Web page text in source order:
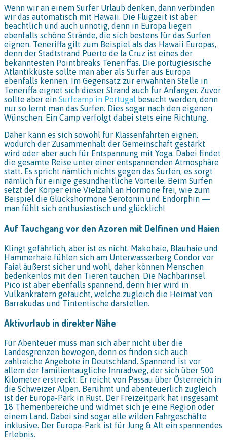
Wenn wir an einem Surfer Urlaub denken, dann verbinden
wir das automatisch mit Hawaii. Die Flugzeit ist aber
beachtlich und auch unnötig, denn in Europa liegen
ebenfalls schöne Strände, die sich bestens für das Surfen
eignen. Teneriffa gilt zum Beispiel als das Hawaii Europas,
denn der Stadtstrand Puerto de la Cruz ist eines der
bekanntesten Pointbreaks Teneriffas. Die portugiesische
Atlantikküste sollte man aber als Surfer aus Europa
ebenfalls kennen. Im Gegensatz zur erwähnten Stelle in
Teneriffa eignet sich dieser Strand auch für Anfänger. Zuvor
sollte aber ein Surfcamp in Portugal besucht werden, denn
nur so lernt man das Surfen. Dies sogar nach den eigenen
Wünschen. Ein Camp verfolgt dabei stets eine Richtung.
Daher kann es sich sowohl für Klassenfahrten eignen,
wodurch der Zusammenhalt der Gemeinschaft gestärkt
wird oder aber auch für Entspannung mit Yoga. Dabei findet
die gesamte Reise unter einer entspannenden Atmosphäre
statt. Es spricht nämlich nichts gegen das Surfen, es sorgt
nämlich für einige gesundheitliche Vorteile. Beim Surfen
setzt der Körper eine Vielzahl an Hormone frei, wie zum
Beispiel die Glückshormone Serotonin und Endorphin —
man fühlt sich enthusiastisch und glücklich!
Auf Tauchgang vor den Azoren mit Delfinen und Haien
Klingt gefährlich, aber ist es nicht. Makohaie, Blauhaie und
Hammerhaie fühlen sich am Unterwasserberg Condor vor
Faial äußerst sicher und wohl, daher können Menschen
bedenkenlos mit den Tieren tauchen. Die Nachbarinsel
Pico ist aber ebenfalls spannend, denn hier wird in
Vulkankratern getaucht, welche zugleich die Heimat von
Barrakudas und Tintentische darstellen.
Aktivurlaub in direkter Nähe
Für Abenteuer muss man sich aber nicht über die
Landesgrenzen bewegen, denn es finden sich auch
zahlreiche Angebote in Deutschland. Spannend ist vor
allem der familientaugliche Innradweg, der sich über 500
Kilometer erstreckt. Er reicht von Passau über Österreich in
die Schweizer Alpen. Berühmt und abenteuerlich zugleich
ist der Europa-Park in Rust. Der Freizeitpark hat insgesamt
18 Themenbereiche und widmet sich je eine Region oder
einem Land. Dabei sind sogar alle wilden Fahrgeschäfte
inklusive. Der Europa-Park ist für Jung & Alt ein spannendes
Erlebnis.